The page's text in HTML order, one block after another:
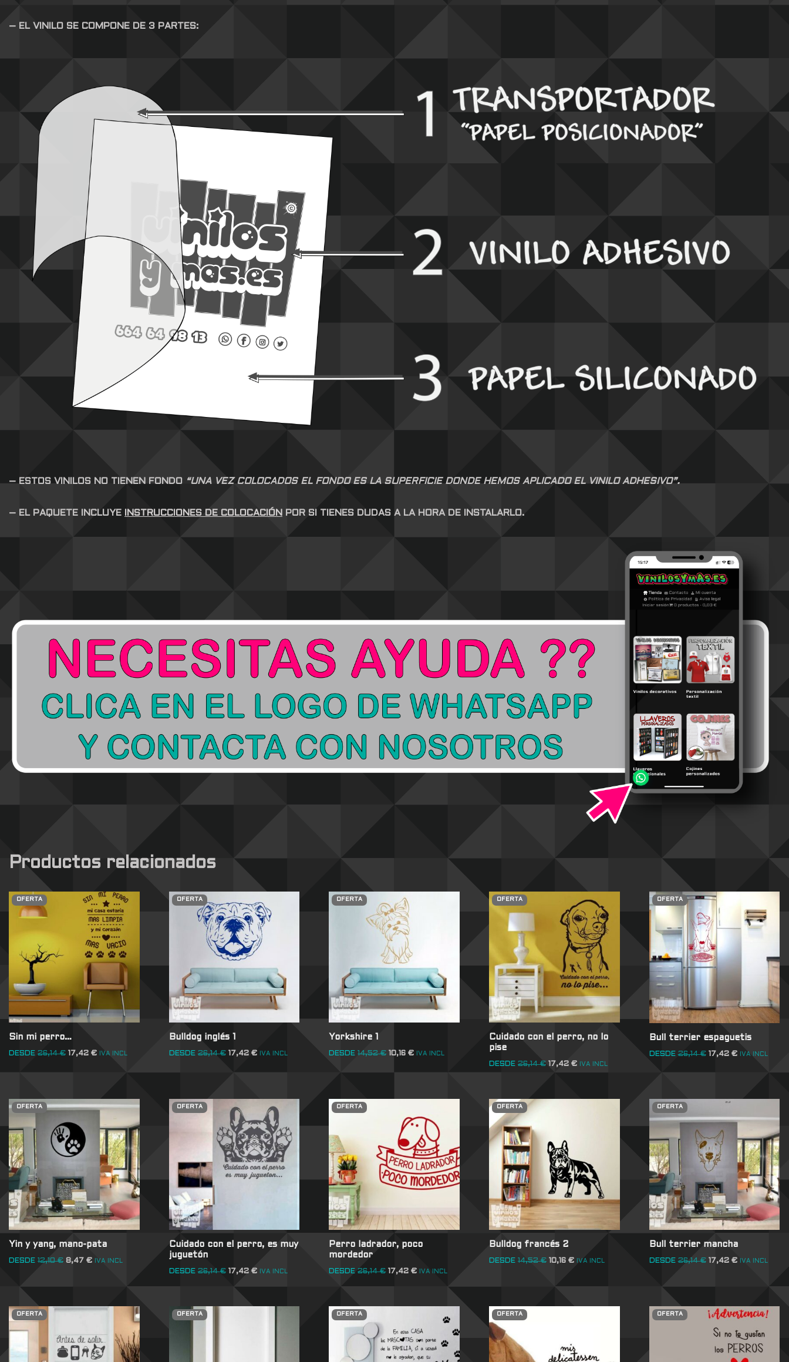
– EL VINILO SE COMPONE DE 3 PARTES:
– ESTOS VINILOS NO TIENEN FONDO “UNA VEZ COLOCADOS EL FONDO ES LA SUPERFICIE DONDE HEMOS APLICADO EL VINILO ADHESIVO”.
– EL PAQUETE INCLUYE INSTRUCCIONES DE COLOCACIÓN POR SI TIENES DUDAS A LA HORA DE INSTALARLO.
Productos relacionados
OFERTA
Sin mi perro…
DESDE 26,14€ 17,42 € IVA INCL
OFERTA
Bulldog inglés 1
DESDE 26,14€ 17,42 € IVA INCL
OFERTA
Yorkshire 1
DESDE 14,52€ 10,16€ IVA INCL
OFERTA
Cuidado con el perro, no lo
pise
DESDE 26,14€ 17,42 € IVA INCL
OFERTA
Bull terrier espaguetis
DESDE 26,14€ 17,42 € IVA INCL
OFERTA
Yin y yang, mano-pata
DESDE 12,10€ 8,47 € IVA INCL
OFERTA
Cuidado con el perro, es muy
juguetón
DESDE 26,14€ 17,42 € IVA INCL
OFERTA
Perro ladrador, poco
mordedor
DESDE 26,14€ 17,42€ IVA INCL
OFERTA
Bulldog francés 2
DESDE 14,52€ 10,16 € IVA INCL
OFERTA
Bull terrier mancha
DESDE 26,14€ 17,42 € IVA INCL
OFERTA OFERTA OFERTA OFERTA OFERTA